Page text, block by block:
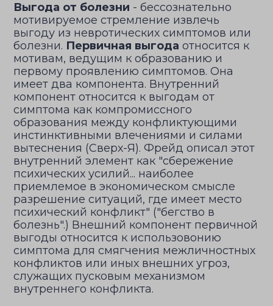
Выгода от болезни - бессознательно
мотивируемое стремление извлечь
выгоду из невротических симптомов или
болезни. Первичная выгода относится к
мотивам, ведущим к образованию и
первому проявлению симптомов. Она
имеет два компонента. Внутренний
компонент относится к выгодам от
симптома как компромиссного
образования между конфликтующими
инстинктивными влечениями и силами
вытеснения (Сверх-Я). Фрейд описал этот
внутренний элемент как "сбережение
психических усилий... наиболее
приемлемое в экономическом смысле
разрешение ситуаций, где имеет место
психический конфликт" ("бегство в
болезнь".) Внешний компонент первичной
выгоды относится к использовонию
симптома для смягчения межличностных
конфликтов или иных внешних угроз,
служащих пусковым механизмом
внутреннего конфликта.